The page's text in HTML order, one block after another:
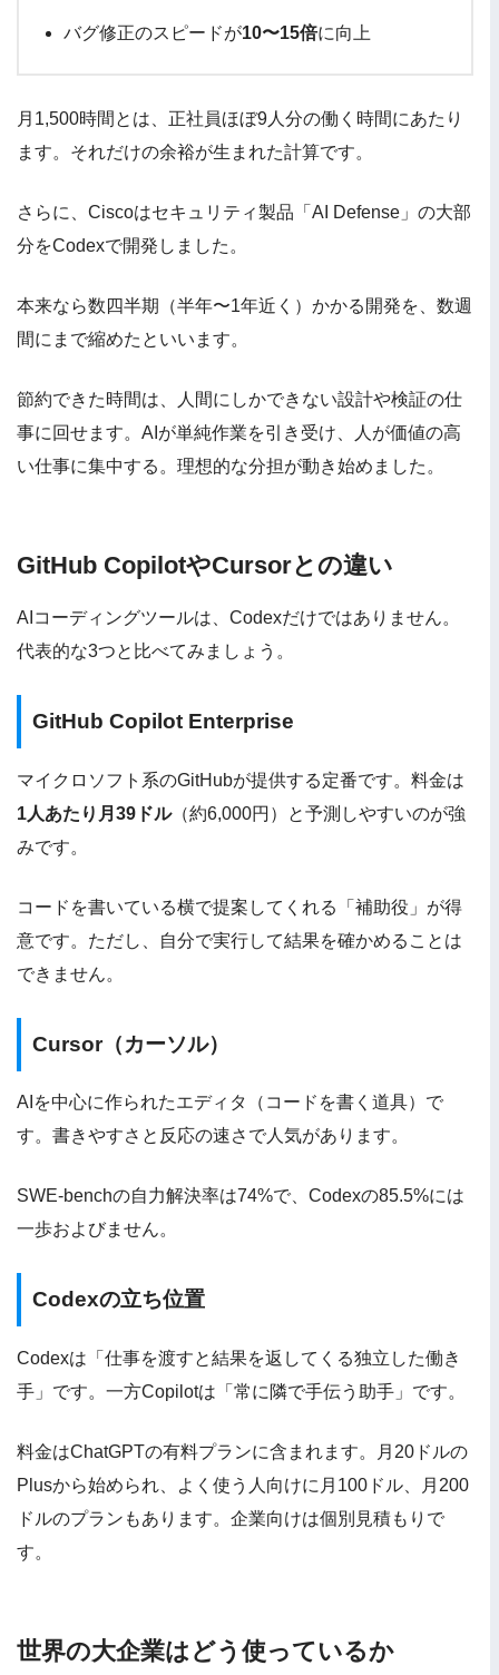
バグ修正のスピードが10〜15倍に向上
月1,500時間とは、正社員ほぼ9人分の働く時間にあたり
ます。それだけの余裕が生まれた計算です。
さらに、Ciscoはセキュリティ製品「AI Defense」の大部
分をCodexで開発しました。
本来なら数四半期（半年〜1年近く）かかる開発を、数週
間にまで縮めたといいます。
節約できた時間は、人間にしかできない設計や検証の仕
事に回せます。AIが単純作業を引き受け、人が価値の高
い仕事に集中する。理想的な分担が動き始めました。
GitHub CopilotやCursorとの違い
AIコーディングツールは、Codexだけではありません。
代表的な3つと比べてみましょう。
GitHub Copilot Enterprise
マイクロソフト系のGitHubが提供する定番です。料金は
1人あたり月39ドル（約6,000円）と予測しやすいのが強
みです。
コードを書いている横で提案してくれる「補助役」が得
意です。ただし、自分で実行して結果を確かめることは
できません。
Cursor（カーソル）
AIを中心に作られたエディタ（コードを書く道具）で
す。書きやすさと反応の速さで人気があります。
SWE-benchの自力解決率は74%で、Codexの85.5%には
一歩およびません。
Codexの立ち位置
Codexは「仕事を渡すと結果を返してくる独立した働き
手」です。一方Copilotは「常に隣で手伝う助手」です。
料金はChatGPTの有料プランに含まれます。月20ドルの
Plusから始められ、よく使う人向けに月100ドル、月200
ドルのプランもあります。企業向けは個別見積もりで
す。
世界の大企業はどう使っているか